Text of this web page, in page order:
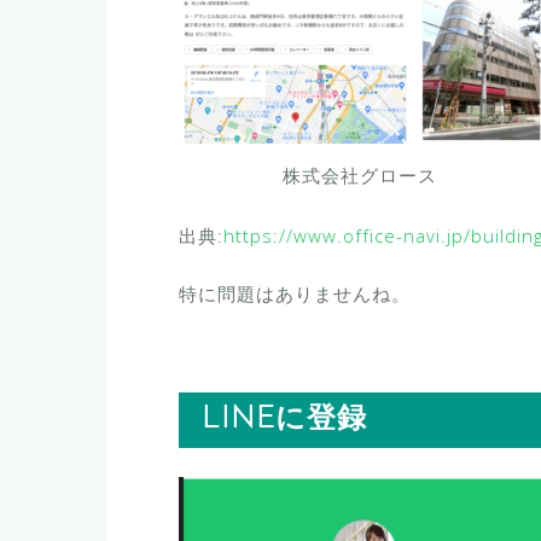
株式会社グロース
出典:https://www.office-navi.jp/
特に問題はありませんね。
LINEに登録